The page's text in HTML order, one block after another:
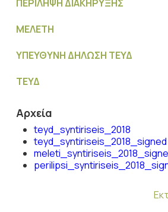
ΠΕΡΙΛΗΨΗ ΔΙΑΚΗΡΥΞΗΣ
ΜΕΛΕΤΗ
ΥΠΕΥΘΥΝΗ ΔΗΛΩΣΗ ΤΕΥΔ
ΤΕΥΔ
Αρχεία
teyd_syntiriseis_2018
teyd_syntiriseis_2018_signed